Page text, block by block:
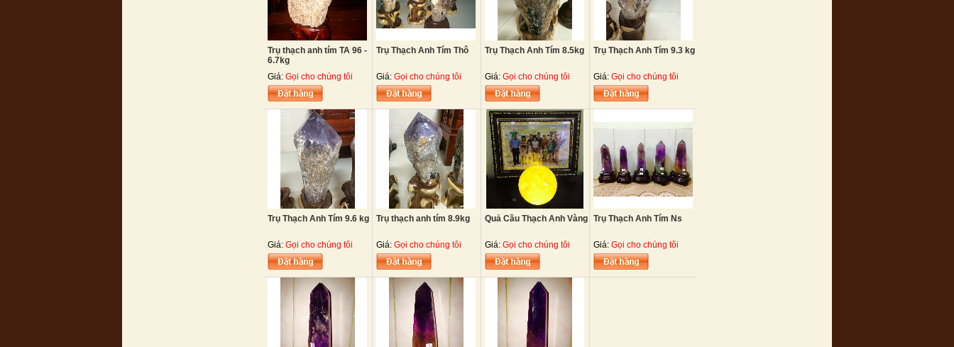
Trụ thạch anh tím TA 96 -
6.7kg
Giá: Gọi cho chúng tôi
Trụ Thạch Anh Tím Thô
Giá: Gọi cho chúng tôi
Trụ Thạch Anh Tím 8.5kg
Giá: Gọi cho chúng tôi
Trụ Thạch Anh Tím 9.3 kg
Giá: Gọi cho chúng tôi
Trụ Thạch Anh Tím 9.6 kg
Giá: Gọi cho chúng tôi
Trụ thạch anh tím 8.9kg
Giá: Gọi cho chúng tôi
Quả Cầu Thạch Anh Vàng
Giá: Gọi cho chúng tôi
Trụ Thạch Anh Tím Ns
Giá: Gọi cho chúng tôi